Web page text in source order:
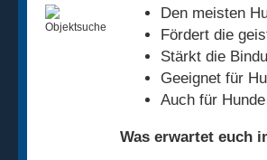
Den meisten
Fördert die
Stärkt die
Geeignet für
Auch für
Was erwartet euch